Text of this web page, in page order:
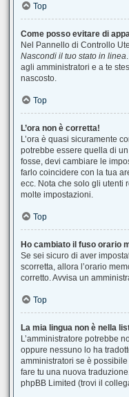
Top
Come posso evitare di
Nel Pannello di Controllo
Nascondi il tuo stato in linea
agli amministratori e a te
nascosto.
Top
L’ora non è corretta!
L’ora è quasi sicuramente
potrebbe essere quella di
fosse, devi cambiare le
farlo coincidere con la tua
ecc. Nota che solo gli utenti
molte impostazioni.
Top
Ho cambiato il fuso orario
Se sei sicuro di aver
scorretta, allora l’orario
corretto. Avvisa un
Top
La mia lingua non è nella
L’amministratore potrebbe
oppure nessuno lo ha
amministratori se è
fare tu una nuova
phpBB Limited (trovi il